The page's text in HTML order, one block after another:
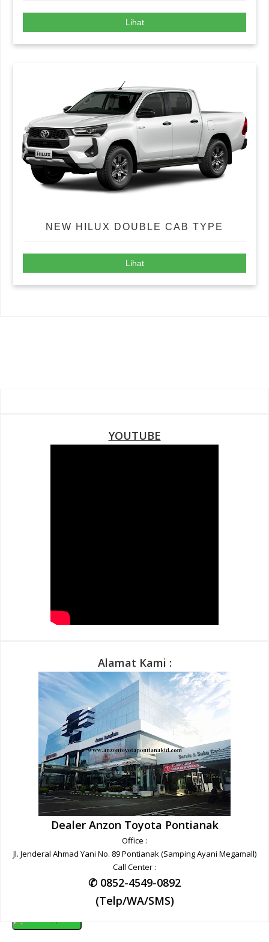
Lihat
NEW HILUX DOUBLE CAB TYPE
Lihat
YOUTUBE
Alamat Kami :
Dealer Anzon Toyota Pontianak
Office :
Jl. Jenderal Ahmad Yani No. 89 Pontianak (Samping Ayani Megamall)
Call Center :
✆ 0852-4549-0892
(Telp/WA/SMS)